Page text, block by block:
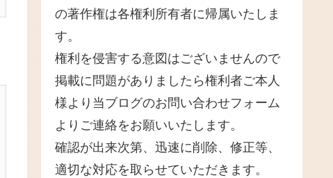
の著作権は各権利所有者に帰属いたしま
す。
権利を侵害する意図はございませんので
掲載に問題がありましたら権利者ご本人
様より当ブログのお問い合わせフォーム
よりご連絡をお願いいたします。
確認が出来次第、迅速に削除、修正等、
適切な対応を取らせていただきます。